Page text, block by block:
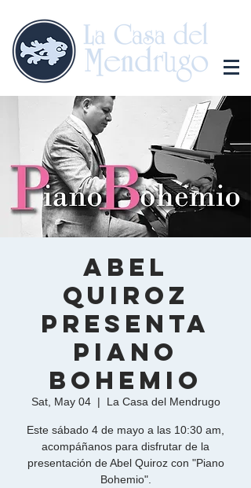
Abel
Quiroz
presenta
Piano
Bohemio
Sat, May 04
  |
La Casa del Mendrugo
Este sábado 4 de mayo a las 10:30 am,
acompáñanos para disfrutar de la
presentación de Abel Quiroz con "Piano
Bohemio".